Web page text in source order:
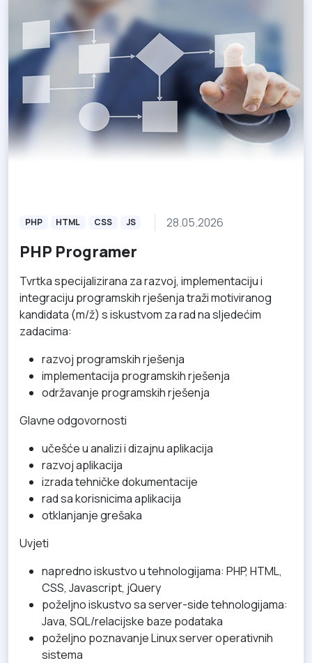
PHP HTML CSS JS 28.05.2026
PHP Programer
Tvrtka specijalizirana za razvoj, implementaciju i
integraciju programskih rješenja traži motiviranog
kandidata (m/ž) s iskustvom za rad na sljedećim
zadacima:
razvoj programskih rješenja
implementacija programskih rješenja
održavanje programskih rješenja
Glavne odgovornosti
učešće u analizi i dizajnu aplikacija
razvoj aplikacija
izrada tehničke dokumentacije
rad sa korisnicima aplikacija
otklanjanje grešaka
Uvjeti
napredno iskustvo u tehnologijama: PHP, HTML,
CSS, Javascript, jQuery
poželjno iskustvo sa server-side tehnologijama:
Java, SQL/relacijske baze podataka
poželjno poznavanje Linux server operativnih
sistema